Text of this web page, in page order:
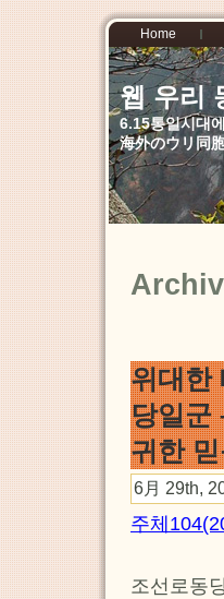
Home
웹 우리
6.15통일시대
海外のウリ同
위대한
당일군
귀한
6月 29th,
주체
조선로동